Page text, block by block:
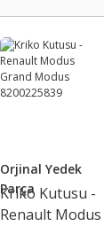
Orjinal Yedek
Parça
Kriko Kutusu -
Renault Modus